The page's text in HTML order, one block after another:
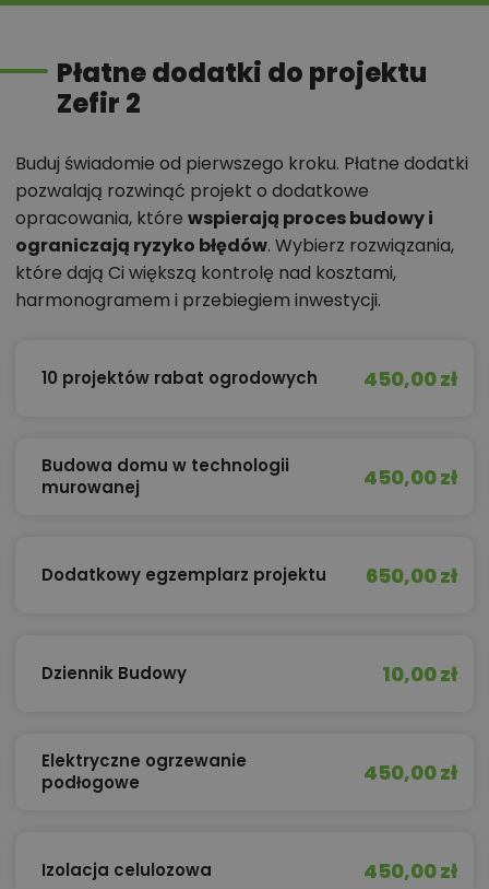
Płatne dodatki do projektu
Zefir 2
Buduj świadomie od pierwszego kroku. Płatne dodatki
pozwalają rozwinąć projekt o dodatkowe
opracowania, które wspierają proces budowy i
ograniczają ryzyko błędów. Wybierz rozwiązania,
które dają Ci większą kontrolę nad kosztami,
harmonogramem i przebiegiem inwestycji.
10 projektów rabat ogrodowych 450,00 zł
Budowa domu w technologii
murowanej
450,00 zł
Dodatkowy egzemplarz projektu 650,00 zł
Dziennik Budowy 10,00 zł
Elektryczne ogrzewanie
podłogowe
450,00 zł
Izolacja celulozowa 450,00 zł